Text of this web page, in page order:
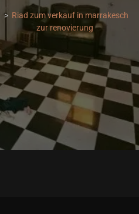
Riad zum verkauf in marrakesch
zur renovierung